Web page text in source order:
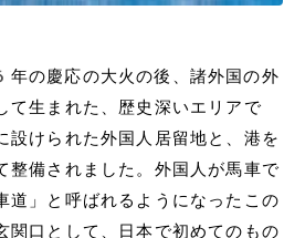
慶応の大火の後、諸外国の外
て生まれた、歴史深いエリアで
設けられた外国人居留地と、港を
整備されました。外国人が馬車で
道」と呼ばれるようになったこの
関口として、日本で初めてのもの